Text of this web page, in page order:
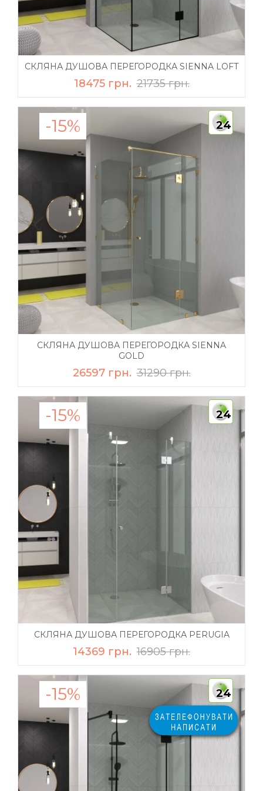
СКЛЯНА ДУШОВА ПЕРЕГОРОДКА SIENNA LOFT
18475 грн. 21735 грн.
-15% 24
СКЛЯНА ДУШОВА ПЕРЕГОРОДКА SIENNA
GOLD
26597 грн. 31290 грн.
-15% 24
СКЛЯНА ДУШОВА ПЕРЕГОРОДКА PERUGIA
14369 грн. 16905 грн.
-15% 24